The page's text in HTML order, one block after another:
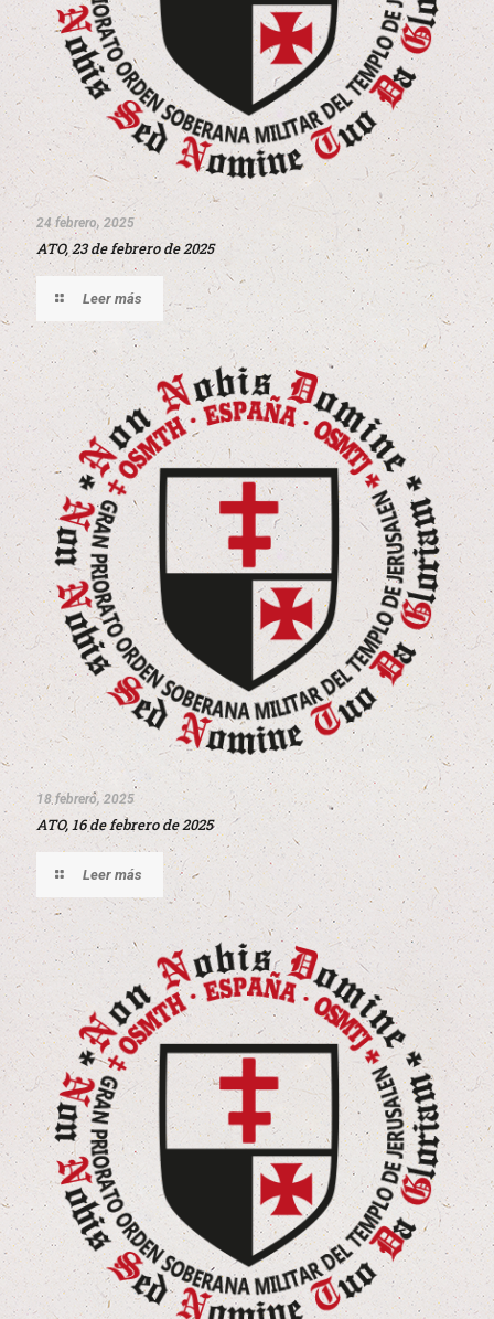
24 febrero, 2025
ATO, 23 de febrero de 2025
Leer más
18 febrero, 2025
ATO, 16 de febrero de 2025
Leer más